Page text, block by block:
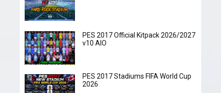
PES 2017 Official Kitpack 2026/2027
v10 AIO
PES 2017 Stadiums FIFA World Cup
2026